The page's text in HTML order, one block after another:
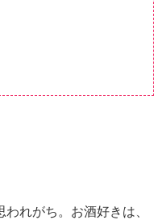
れがち。お酒好きは、